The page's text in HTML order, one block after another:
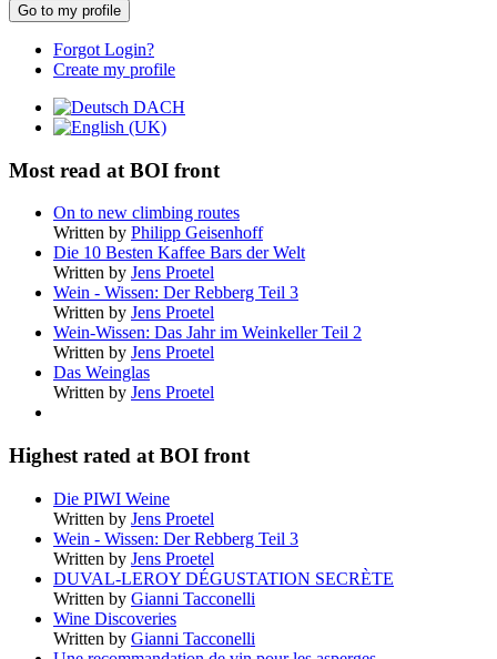
Go to my profile
Forgot Login?
Create my profile
Most read at BOI front
On to new climbing routes
Written by Philipp Geisenhoff
Die 10 Besten Kaffee Bars der Welt
Written by Jens Proetel
Wein - Wissen: Der Rebberg Teil 3
Written by Jens Proetel
Wein-Wissen: Das Jahr im Weinkeller Teil 2
Written by Jens Proetel
Das Weinglas
Written by Jens Proetel
Highest rated at BOI front
Die PIWI Weine
Written by Jens Proetel
Wein - Wissen: Der Rebberg Teil 3
Written by Jens Proetel
DUVAL-LEROY DÉGUSTATION SECRÈTE
Written by Gianni Tacconelli
Wine Discoveries
Written by Gianni Tacconelli